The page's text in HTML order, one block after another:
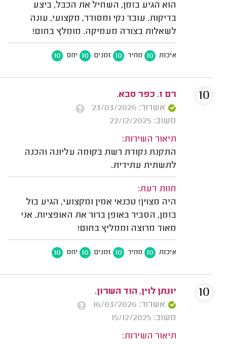
הוא הגיע בזמן, השחיל את הכבל, ביצע
בדיקות. עובד נקי ומסודר, מקצועי, עונה
לשאלות בצורה מעמיקה. מומלץ בחום!
איכות 10 מחיר 10 זמנים 10 יחס 10
רם ז. כפר סבא.
אשרור: 23/03/2026
משוב: 22/12/2025
תיאור השירות:
התקנת נקודת רשת בקומה עליונה והכנה
לתשתית עתידית.
חוות דעת:
היה מצוין! טכנאי אמין ומקצועי, הגיע בול
בזמן, הסביר באופן ברור את האופציות. אני
מאוד מרוצה וממליץ בחום!
איכות 10 מחיר 10 זמנים 10 יחס 10
10
יונתן לוין, הוד השרון.
אשרור: 16/03/2026
משוב: 15/12/2025
תיאור השירות:
10